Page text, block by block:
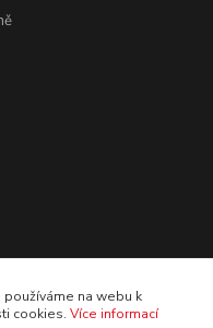
na webu k
cookies. Více informací